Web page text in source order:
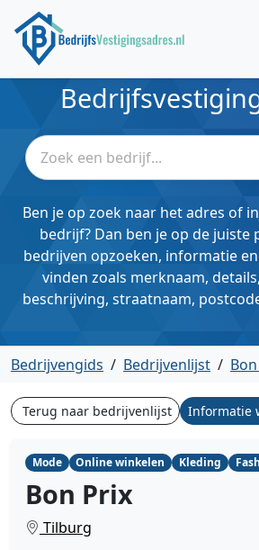
Ben je op zoek naar het adres of
bedrijf? Dan ben je op de juiste
bedrijven opzoeken, informatie
vinden zoals merknaam,
beschrijving, straatnaam,
Bedrijvengids / Bedrijvenlijst /
Terug naar bedrijvenlijst Informatie
Mode Online winkelen Kleding
Bon Prix
Tilburg